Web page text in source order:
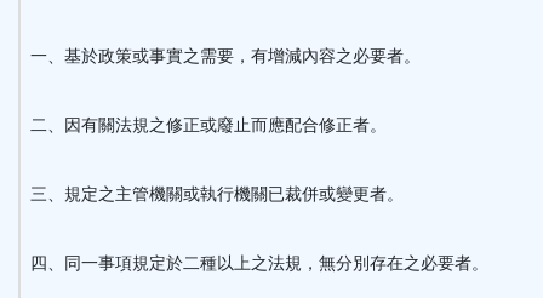
一、基於政策或事實之需要，有增減內容之必要者。
二、因有關法規之修正或廢止而應配合修正者。
三、規定之主管機關或執行機關已裁併或變更者。
四、同一事項規定於二種以上之法規，無分別存在之必要者。